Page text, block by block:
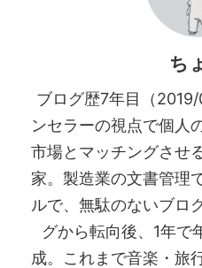
ち
ブログ歴7年目（
ンセラーの視点で個人
市場とマッチングさせ
家。製造業の文書管理
ルで、無駄のないブロ
グから転向後、1年で
成。これまで音楽・旅